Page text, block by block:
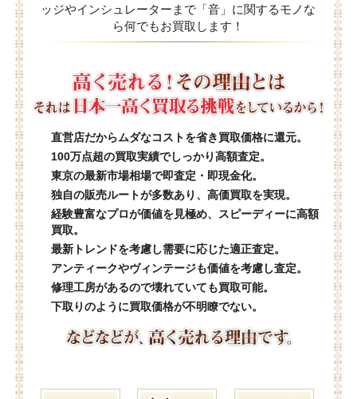
ッジやインシュレーターまで「音」に関するモノな
ら何でもお買取します！
直営店だからムダなコストを省き買取価格に還元。
100万点超の買取実績でしっかり高額査定。
東京の最新市場相場で即査定・即現金化。
独自の販売ルートが多数あり、高価買取を実現。
経験豊富なプロが価値を見極め、スピーディーに高額
買取。
最新トレンドを考慮し需要に応じた適正査定。
アンティークやヴィンテージも価値を考慮し査定。
修理工房があるので壊れていても買取可能。
下取りのように買取価格が不明瞭でない。